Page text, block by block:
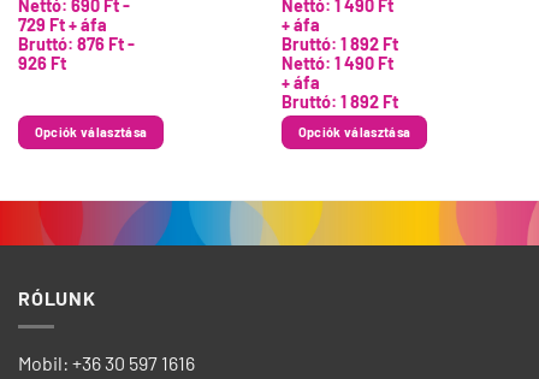
Nettó: 690 Ft-
729 Ft+ áfa
Bruttó: 876Ft-
926Ft
Opciók választása
variációja
van.
A
termékoldalon
Nettó: 1 490 Ft
+ áfa
Bruttó: 1 892Ft
Nettó: 1 490Ft
+ áfa
Bruttó: 1 892Ft
Opciók választása
variációja
van.
A
változatok
a
termékoldalon
RÓLUNK
Mobil: +36 30 597 1616